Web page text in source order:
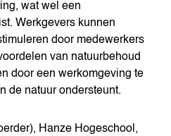
wat wel een
Werkgevers kunnen
door medewerkers
van natuurbehoud
door een werkomgeving te
de natuur ondersteunt.
Hanze Hogeschool,